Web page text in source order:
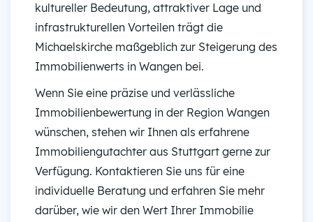
kultureller Bedeutung, attraktiver Lage und
infrastrukturellen Vorteilen trägt die
Michaelskirche maßgeblich zur Steigerung des
Immobilienwerts in Wangen bei.
Wenn Sie eine präzise und verlässliche
Immobilienbewertung in der Region Wangen
wünschen, stehen wir Ihnen als erfahrene
Immobiliengutachter aus Stuttgart gerne zur
Verfügung. Kontaktieren Sie uns für eine
individuelle Beratung und erfahren Sie mehr
darüber, wie wir den Wert Ihrer Immobilie